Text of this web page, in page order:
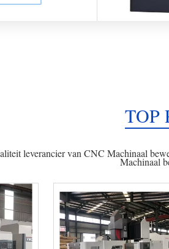
TOP
leverancier van CNC Machinaal
Machinaal